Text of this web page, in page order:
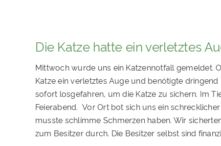
Die Katze hatte ein verletztes
Mittwoch wurde uns ein Katzennotfall gemeldet.
Katze ein verletztes Auge und benötigte
sofort losgefahren, um die Katze zu sichern. Im
Feierabend. Vor Ort bot sich uns ein
musste schlimme Schmerzen haben. Wir
zum Besitzer durch. Die Besitzer selbst sind